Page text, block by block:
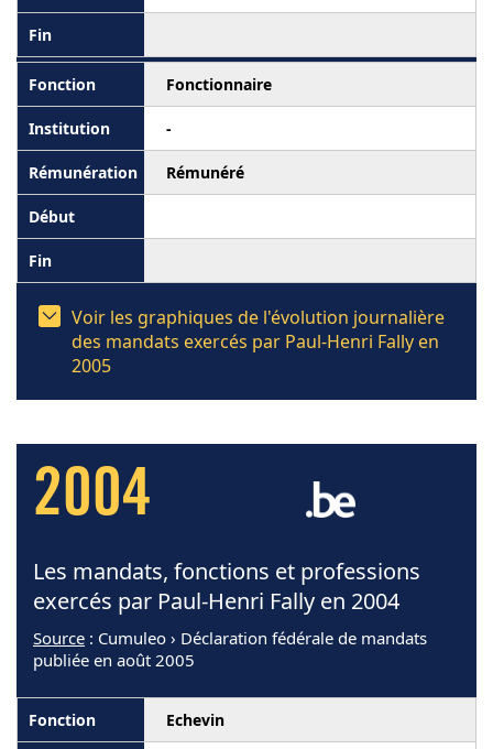
Fonctionnaire
-
Rémunéré
Voir les graphiques de l'évolution journalière
des mandats exercés par Paul-Henri Fally en
2005
2004
Les mandats, fonctions et professions
exercés par Paul-Henri Fally en 2004
Source : Cumuleo › Déclaration fédérale de mandats
publiée en août 2005
Echevin